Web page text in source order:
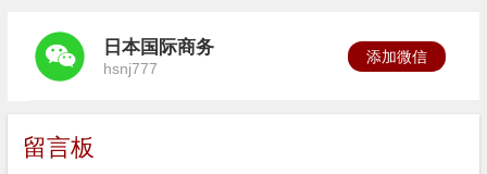
日本国际商务
hsnj777
添加微信
留言板